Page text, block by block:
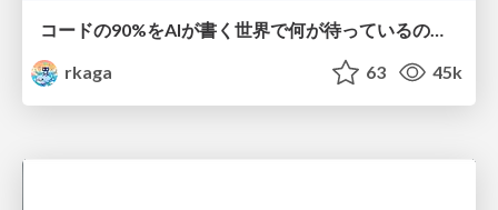
コードの90%をAIが書く世界で何が待っているのか / What awaits us in a world where 90% of the code is written by AI
rkaga
63 45k